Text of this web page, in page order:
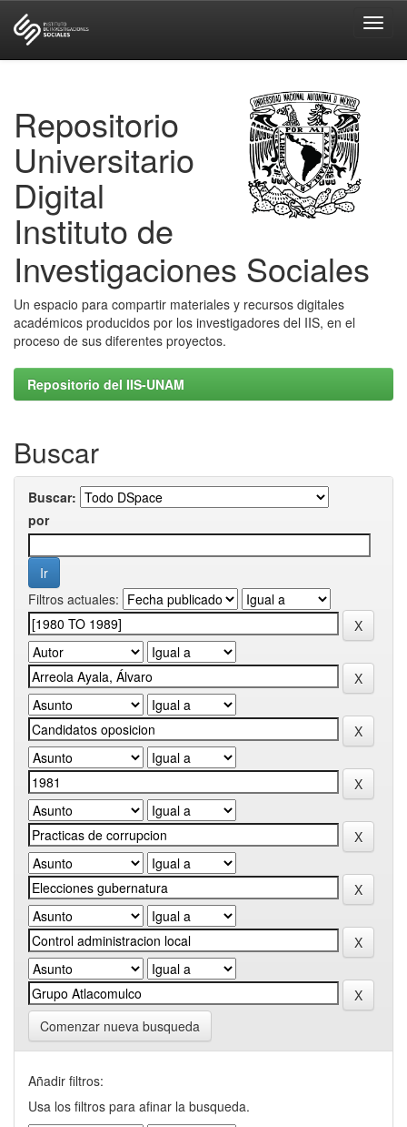
Repositorio
Universitario
Digital
Instituto de
Investigaciones Sociales
Un espacio para compartir materiales y recursos digitales
académicos producidos por los investigadores del IIS, en el
proceso de sus diferentes proyectos.
Repositorio del IIS-UNAM
Buscar
Buscar:
por
Filtros actuales:
Comenzar nueva busqueda
Añadir filtros:
Usa los filtros para afinar la busqueda.